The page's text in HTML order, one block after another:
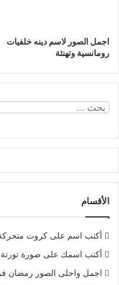
اجمل الصور لاسم دينه خلفيات
رومانسية وتهنئة
الأقسام
أكتب اسم على كروت
أكتب اسمك على صورة
اجمل واحلى الصور رمضان